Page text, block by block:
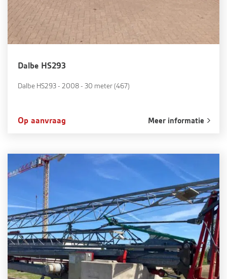
Dalbe HS293
Dalbe HS293 - 2008 - 30 meter (467)
Op aanvraag Meer informatie